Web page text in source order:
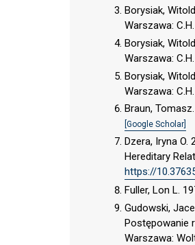
Borysiak,
Warszawa:
Borysiak,
Warszawa:
Borysiak,
Warszawa:
Braun,
[Google Scholar]
Dzera, Iryna
Hereditary
https://
Fuller, Lon L.
Gudowski,
Postępowanie
Warszawa: